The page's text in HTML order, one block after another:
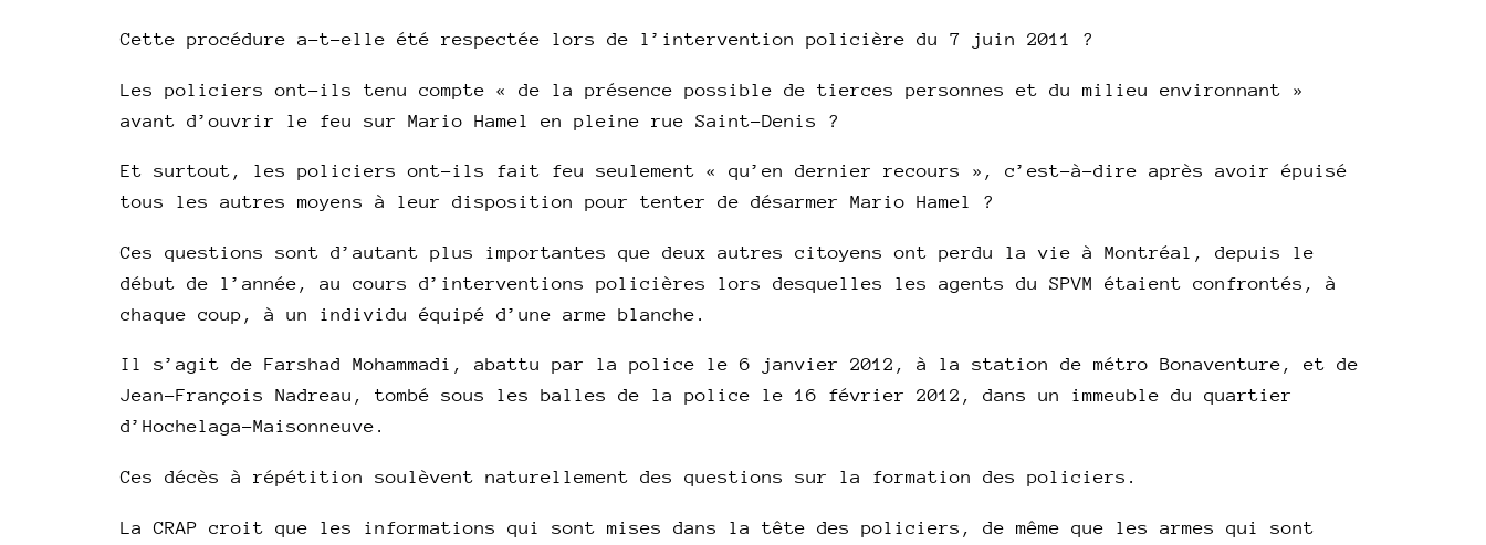
Cette procédure a-t-elle été respectée lors de l’intervention policière du 7 juin 2011 ?
Les policiers ont-ils tenu compte « de la présence possible de tierces personnes et du milieu environnant »
avant d’ouvrir le feu sur Mario Hamel en pleine rue Saint-Denis ?
Et surtout, les policiers ont-ils fait feu seulement « qu’en dernier recours », c’est-à-dire après avoir épuisé
tous les autres moyens à leur disposition pour tenter de désarmer Mario Hamel ?
Ces questions sont d’autant plus importantes que deux autres citoyens ont perdu la vie à Montréal, depuis le
début de l’année, au cours d’interventions policières lors desquelles les agents du SPVM étaient confrontés, à
chaque coup, à un individu équipé d’une arme blanche.
Il s’agit de Farshad Mohammadi, abattu par la police le 6 janvier 2012, à la station de métro Bonaventure, et de
Jean-François Nadreau, tombé sous les balles de la police le 16 février 2012, dans un immeuble du quartier
d’Hochelaga-Maisonneuve.
Ces décès à répétition soulèvent naturellement des questions sur la formation des policiers.
La CRAP croit que les informations qui sont mises dans la tête des policiers, de même que les armes qui sont